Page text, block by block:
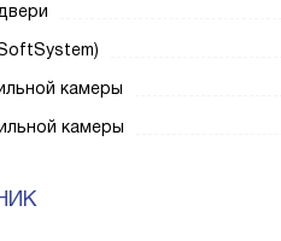
камеры
камеры